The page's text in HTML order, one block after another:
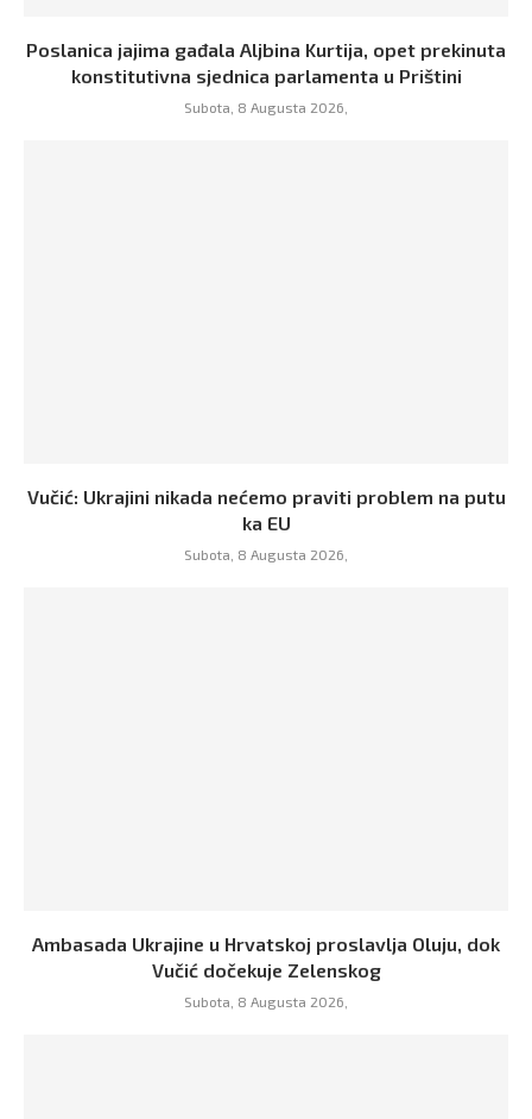
Poslanica jajima gađala Aljbina Kurtija, opet prekinuta
konstitutivna sjednica parlamenta u Prištini
Subota, 8 Augusta 2026,
Vučić: Ukrajini nikada nećemo praviti problem na putu
ka EU
Subota, 8 Augusta 2026,
Ambasada Ukrajine u Hrvatskoj proslavlja Oluju, dok
Vučić dočekuje Zelenskog
Subota, 8 Augusta 2026,